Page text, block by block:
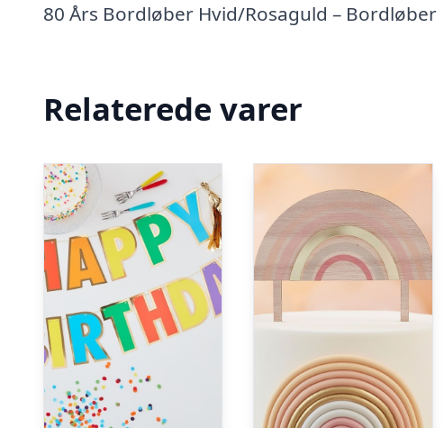
80 Års Bordløber Hvid/Rosaguld – Bordløber
Relaterede varer